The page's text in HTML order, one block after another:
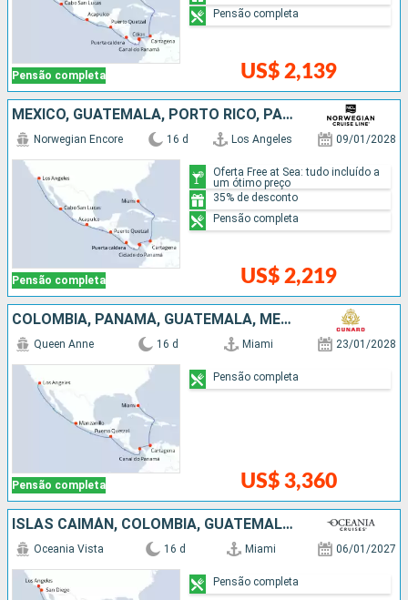
Pensão completa US$ 2,139
Pensão completa
MÉXICO, GUATEMALA, PORTO RICO, PANAMÁ, COLOMBIA, ESTADOS UNIDOS
Pensão completa
Norwegian Encore 16 d Los Angeles 09/01/2028
US$ 2,219
Oferta Free at Sea: tudo incluído a
um ótimo preço
35% de desconto
Pensão completa
COLOMBIA, PANAMÁ, GUATEMALA, MÉXICO, ESTADOS UNIDOS
Pensão completa
Queen Anne 16 d Miami 23/01/2028
US$ 3,360
Pensão completa
ISLAS CAIMÁN, COLOMBIA, GUATEMALA, MÉXICO, ESTADOS UNIDOS
Oceania Vista 16 d Miami 06/01/2027
Pensão completa